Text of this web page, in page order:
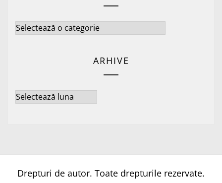
Categorii
ARHIVE
Arhive
Drepturi de autor. Toate drepturile rezervate.